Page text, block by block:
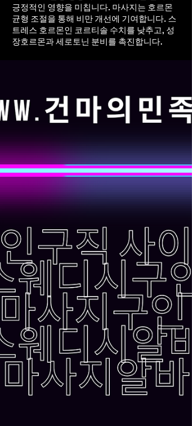
긍정적인 영향을 미칩니다. 마사지는 호르몬
균형 조절을 통해 비만 개선에 기여합니다. 스
트레스 호르몬인 코르티솔 수치를 낮추고, 성
장호르몬과 세로토닌 분비를 촉진합니다.